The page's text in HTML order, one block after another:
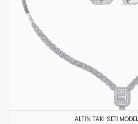
ALTIN TAKI SETI